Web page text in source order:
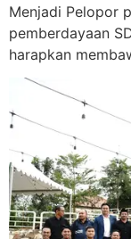
Menjadi Pelopor
pemberdayaan
harapkan